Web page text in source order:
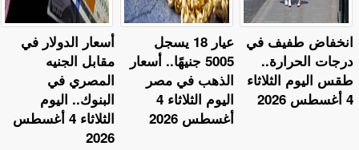
أسعار الدولار في
مقابل الجنيه
المصري في
البنوك.. اليوم
الثلاثاء 4 أغسطس
2026
عيار 18 يسجل
5005 جنيهًا.. أسعار
الذهب في مصر
اليوم الثلاثاء 4
أغسطس 2026
​انخفاض طفيف في
درجات الحرارة..
طقس اليوم الثلاثاء
4 أغسطس 2026